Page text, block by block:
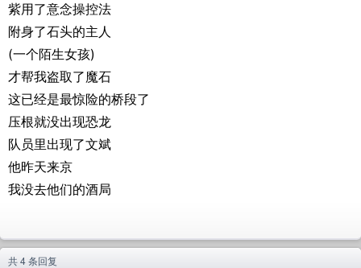
紫用了意念操控法
附身了石头的主人
(一个陌生女孩)
才帮我盗取了魔石
这已经是最惊险的桥段了
压根就没出现恐龙
队员里出现了文斌
他昨天来京
我没去他们的酒局
共 4 条回复